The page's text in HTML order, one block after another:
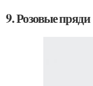
9. Розовые пряди